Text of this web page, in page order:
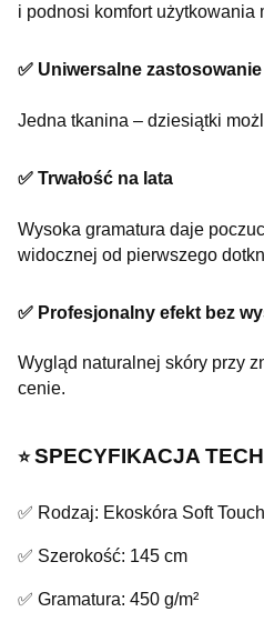
i podnosi komfort użytkowania
✅ Uniwersalne zastosowanie
Jedna tkanina – dziesiątki
✅ Trwałość na lata
Wysoka gramatura daje
widocznej od pierwszego
✅ Profesjonalny efekt bez
Wygląd naturalnej skóry przy
cenie.
⭐️SPECYFIKACJA
✅ Rodzaj: Ekoskóra Soft
✅ Szerokość: 145 cm
✅ Gramatura: 450 g/m²